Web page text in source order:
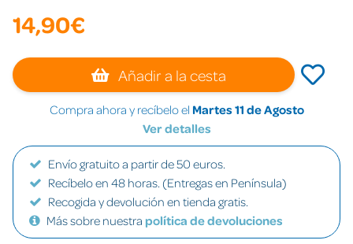
14,90€
Añadir a la cesta
Compra ahora y recíbelo el Martes 11 de Agosto
Ver detalles
Envío gratuito a partir de 50 euros.
Recíbelo en 48 horas. (Entregas en Península)
Recogida y devolución en tienda gratis.
Más sobre nuestra política de devoluciones